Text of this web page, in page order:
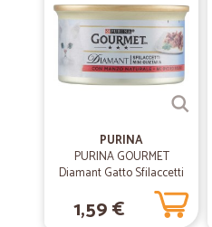
PURINA
PURINA GOURMET
Diamant Gatto Sfilaccetti
con Manzo Naturale lattina
85gr.
1,59 €